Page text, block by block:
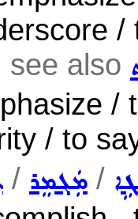
/
see also
/
/ to
/ ܡܲܓܡܸܪ /